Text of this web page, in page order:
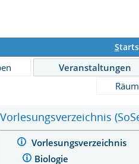
S
Veranstaltungen
Vorlesungsverzeichnis
Vorlesungsverzeichnis
Biologie